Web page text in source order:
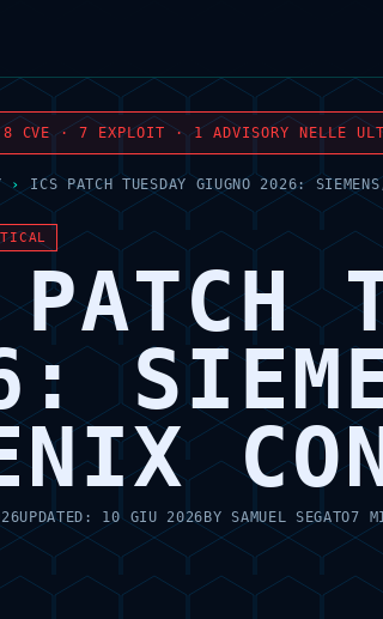
CVE · 7 EXPLOIT · 1 ADVISORY NELLE
› ICS PATCH TUESDAY GIUGNO 2026:
UPDATED: 10 GIU 2026 BY SAMUEL SEGATO7